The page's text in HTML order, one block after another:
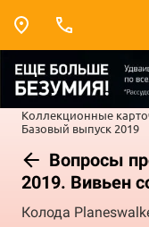
Коллекционные
Базовый выпуск 2019
Вопросы
2019. Вивьен
Колода